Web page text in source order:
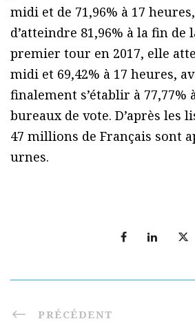
midi et de 71,96% à 17
d’atteindre 81,96% à la fin de
premier tour en 2017, elle
midi et 69,42% à 17 heures,
finalement s’établir à 77,77%
bureaux de vote. D’après les
47 millions de Français sont
urnes.
PRÉCÉDENT